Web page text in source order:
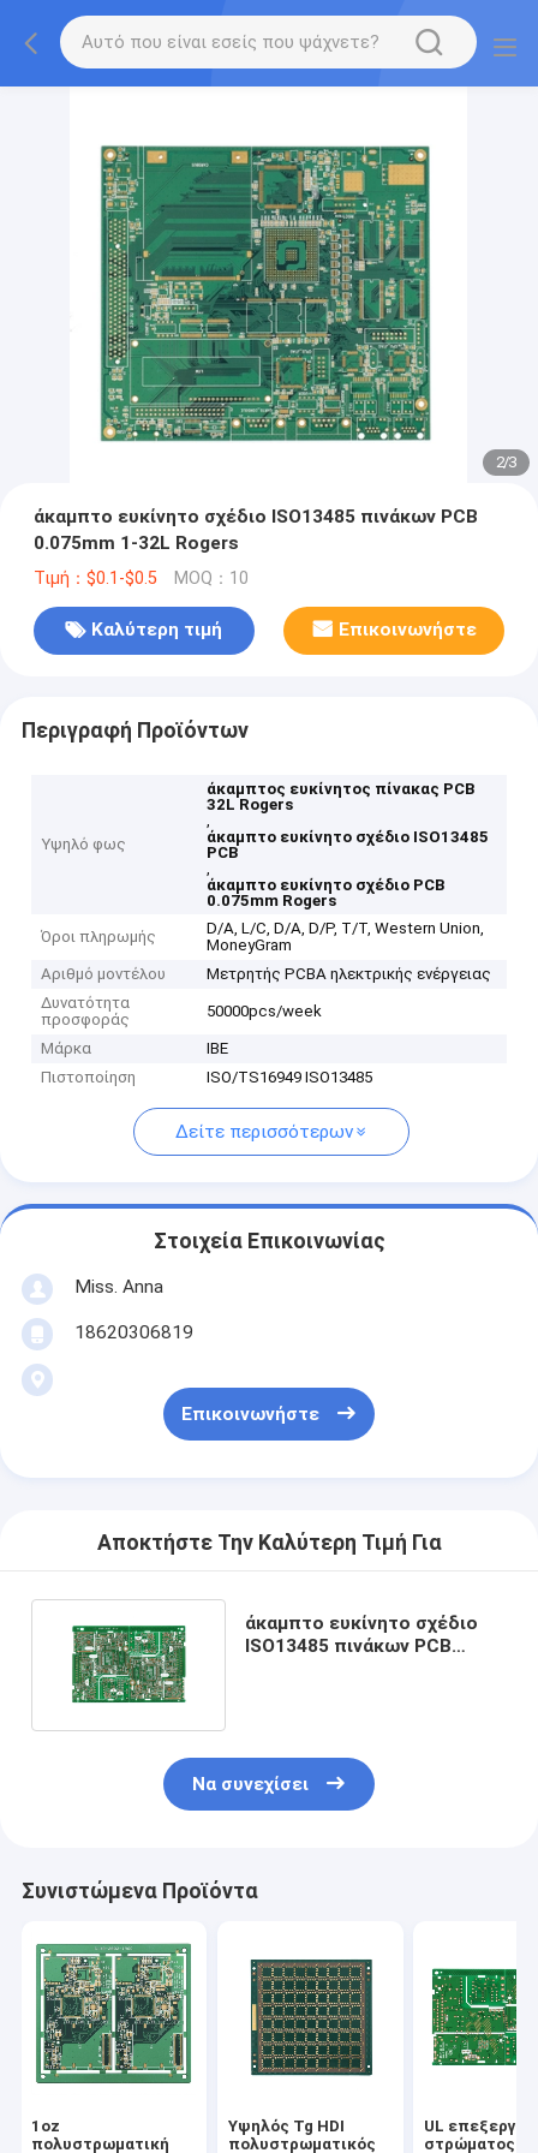
2/3
άκαμπτο ευκίνητο σχέδιο ISO13485 πινάκων PCB
0.075mm 1-32L Rogers
Τιμή：$0.1-$0.5 MOQ：10
Καλύτερη τιμή Επικοινωνήστε
Περιγραφή Προϊόντων
Υψηλό φως
άκαμπτος ευκίνητος πίνακας PCB
32L Rogers
,
άκαμπτο ευκίνητο σχέδιο ISO13485
PCB
,
άκαμπτο ευκίνητο σχέδιο PCB
0.075mm Rogers
Όροι πληρωμής
D/A, L/C, D/A, D/P, T/T, Western Union,
MoneyGram
Αριθμό μοντέλου
Μετρητής PCBA ηλεκτρικής ενέργειας
Δυνατότητα
προσφοράς
50000pcs/week
Μάρκα
IBE
Πιστοποίηση
ISO/TS16949 ISO13485
Δείτε περισσότερων
Στοιχεία Επικοινωνίας
Miss. Anna
18620306819
Επικοινωνήστε
Αποκτήστε Την Καλύτερη Τιμή Για
άκαμπτο ευκίνητο σχέδιο
ISO13485 πινάκων PCB
Να συνεχίσει
Συνιστώμενα Προϊόντα
1oz
πολυστρωματική
Υψηλός Tg HDI
πολυστρωματικός
UL
στρώματος